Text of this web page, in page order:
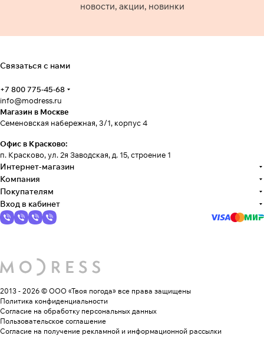
новости, акции, новинки
Связаться с нами
+7 800 775-45-68
info@modress.ru
Магазин в Москве
Семеновская набережная, 3/1, корпус 4
Офис в Красково:
п. Красково, ул. 2я Заводская, д. 15, строение 1
Интернет-магазин
Компания
Покупателям
Вход в кабинет
2013 - 2026 © ООО «Твоя погода» все права защищены
Политика конфиденциальности
Согласие на обработку персональных данных
Пользовательское соглашение
Согласие на получение рекламной и информационной рассылки